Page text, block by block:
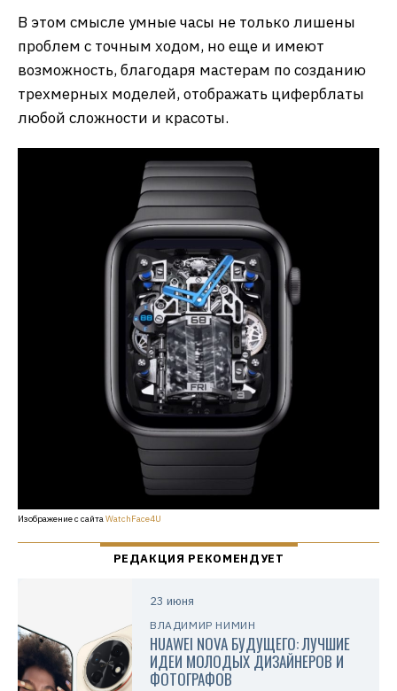
В этом смысле умные часы не только лишены
проблем с точным ходом, но еще и имеют
возможность, благодаря мастерам по созданию
трехмерных моделей, отображать циферблаты
любой сложности и красоты.
Изображение с сайтаWatchFace4U
23 июня
ВЛАДИМИР НИМИН
HUAWEI NOVA БУДУЩЕГО: ЛУЧШИЕ
ИДЕИ МОЛОДЫХ ДИЗАЙНЕРОВ И
ФОТОГРАФОВ